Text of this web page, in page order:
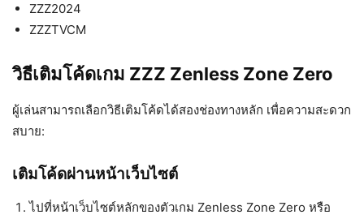
ZZZ2024
ZZZTVCM
วิธีเติมโค้ดเกม ZZZ Zenless Zone Zero
ผู้เล่นสามารถเลือกวิธีเติมโค้ดได้สองช่องทางหลัก เพื่อความสะดวก
สบาย:
เติมโค้ดผ่านหน้าเว็บไซต์
ไปที่หน้าเว็บไซต์หลักของตัวเกม Zenless Zone Zero หรือ